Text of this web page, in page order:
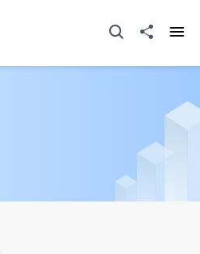
打開搜尋器分享至